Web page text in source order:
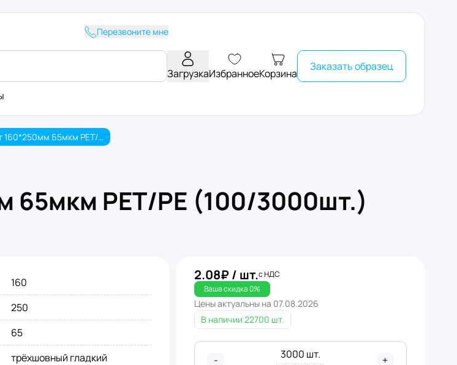
Перезвоните мне
ЗагрузкаИзбранноеКорзина
Заказать образец
Вакуумный пакет 160*250мм 65мкм PET/PE (100/3000шт.)
65мкм PET/PE (100/3000шт.)
160
250
65
трёхшовный гладкий
2.08₽ / шт.с НДС
Ваша скидка0%
Цены актуальны на 07.08.2026
В наличии 22700 шт.
- 3000 шт. +